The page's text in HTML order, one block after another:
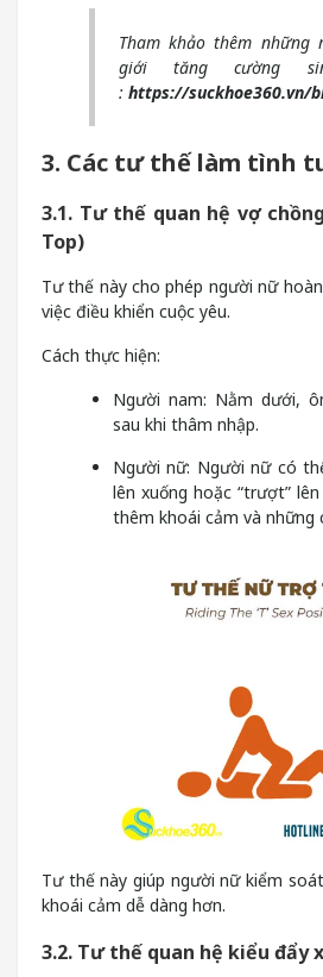
Tham khảo thêm những
giới tăng cường
: https://suckhoe360.vn/
3. Các tư thế làm tình
3.1. Tư thế quan hệ vợ
Top)
Tư thế này cho phép người nữ
việc điều khiển cuộc yêu.
Cách thực hiện:
Người nam: Nằm dưới,
sau khi thâm nhập.
Người nữ: Người nữ có
lên xuống hoặc “trượt”
thêm khoái cảm và những
Tư thế này giúp người nữ kiểm
khoái cảm dễ dàng hơn.
3.2. Tư thế quan hệ kiểu đẩy